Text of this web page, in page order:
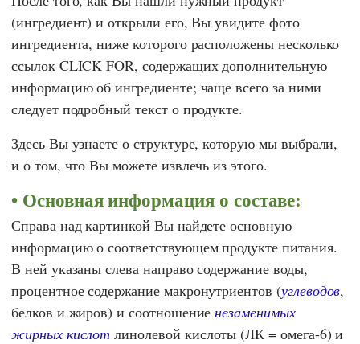
(ингредиент) и открыли его, Вы увидите фото
ингредиента, ниже которого расположены несколько
ссылок CLICK FOR, содержащих дополнительную
информацию об ингредиенте; чаще всего за ними
следует подробный текст о продукте.
Здесь Вы узнаете о структуре, которую мы выбрали,
и о том, что Вы можете извлечь из этого.
Основная информация о составе:
Справа над картинкой Вы найдете основную
информацию о соответствующем продукте питания.
В ней указаны слева направо содержание воды,
процентное содержание макронутриентов (углеводов,
белков и жиров) и соотношениенезаменимых
жирных кислот линолевой кислоты (ЛК = омега-6) и